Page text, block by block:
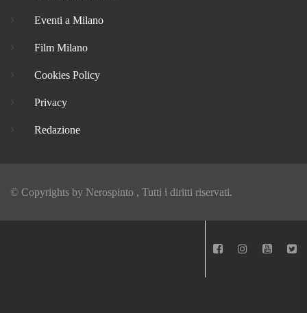
Eventi a Milano
Film Milano
Cookies Policy
Privacy
Redazione
© Copyrights by Nerospinto , Tutti i diritti riservati.